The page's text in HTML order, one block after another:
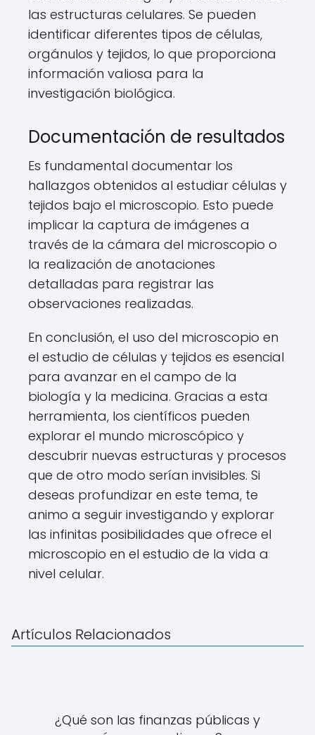
las estructuras celulares. Se pueden
identificar diferentes tipos de células,
orgánulos y tejidos, lo que proporciona
información valiosa para la
investigación biológica.
Documentación de resultados
Es fundamental documentar los
hallazgos obtenidos al estudiar células y
tejidos bajo el microscopio. Esto puede
implicar la captura de imágenes a
través de la cámara del microscopio o
la realización de anotaciones
detalladas para registrar las
observaciones realizadas.
En conclusión, el uso del microscopio en
el estudio de células y tejidos es esencial
para avanzar en el campo de la
biología y la medicina. Gracias a esta
herramienta, los científicos pueden
explorar el mundo microscópico y
descubrir nuevas estructuras y procesos
que de otro modo serían invisibles. Si
deseas profundizar en este tema, te
animo a seguir investigando y explorar
las infinitas posibilidades que ofrece el
microscopio en el estudio de la vida a
nivel celular.
Artículos Relacionados
¿Qué son las finanzas públicas y